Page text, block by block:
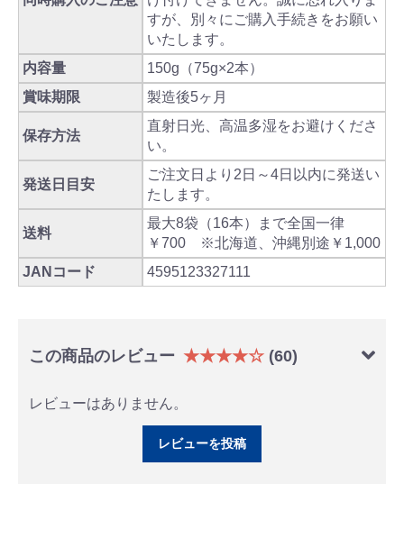
すが、別々にご購入手続きをお願い
いたします。
内容量
150g（75g×2本）
賞味期限
製造後5ヶ月
保存方法
直射日光、高温多湿をお避けくださ
い。
発送日目安
ご注文日より2日～4日以内に発送い
たします。
送料
最大8袋（16本）まで全国一律
￥700 ※北海道、沖縄別途￥1,000
JANコード
4595123327111
この商品のレビュー ★★★★☆ (60)
レビューはありません。
レビューを投稿